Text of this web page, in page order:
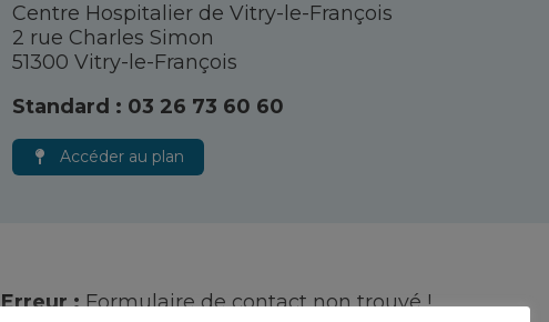
Centre Hospitalier de Vitry-le-François
2 rue Charles Simon
51300 Vitry-le-François
Standard : 03 26 73 60 60
Accéder au plan
Erreur :Formulaire de contact non trouvé !